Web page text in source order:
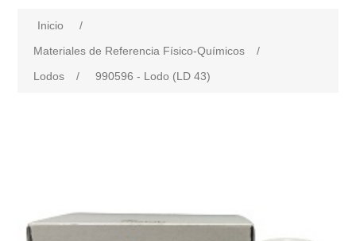
Inicio
/
Materiales de Referencia Físico-Químicos
/
Lodos
/ 990596 - Lodo (LD 43)